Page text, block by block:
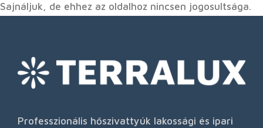
Sajnáljuk, de ehhez az oldalhoz nincsen jogosultsága.
Professzionális hőszivattyúk lakossági és ipari